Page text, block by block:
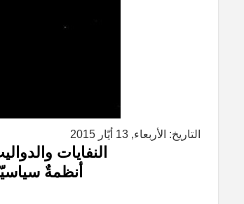
التاريخ: الأربعاء, 13 أيّار 2015
النفايات
أنظمةٌ